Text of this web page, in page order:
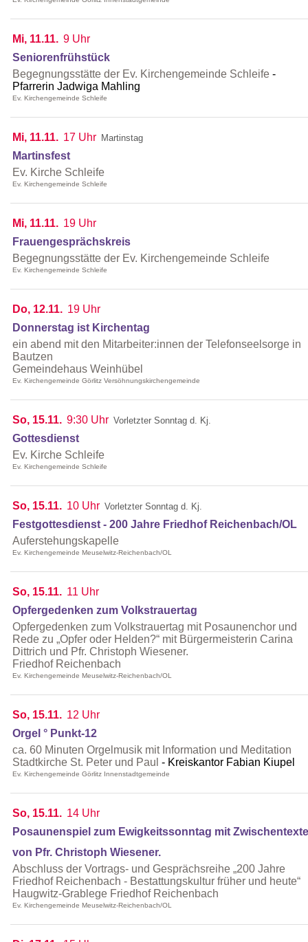
Mi, 11.11. 9 Uhr
Seniorenfrühstück
Begegnungsstätte der Ev. Kirchengemeinde Schleife
Pfarrerin Jadwiga Mahling
Ev. Kirchengemeinde Schleife
Mi, 11.11. 17 Uhr Martinstag
Martinsfest
Ev. Kirche Schleife
Ev. Kirchengemeinde Schleife
Mi, 11.11. 19 Uhr
Frauengesprächskreis
Begegnungsstätte der Ev. Kirchengemeinde Schleife
Ev. Kirchengemeinde Schleife
Do, 12.11. 19 Uhr
Donnerstag ist Kirchentag
ein abend mit den Mitarbeiter:innen der Telefonseelsorge in
Bautzen
Gemeindehaus Weinhübel
Ev. Kirchengemeinde Görlitz Versöhnungskirchengemeinde
So, 15.11. 9:30 Uhr Vorletzter Sonntag d. Kj.
Gottesdienst
Ev. Kirche Schleife
Ev. Kirchengemeinde Schleife
So, 15.11. 10 Uhr Vorletzter Sonntag d. Kj.
Festgottesdienst - 200 Jahre Friedhof Reichenbach/OL
Auferstehungskapelle
Ev. Kirchengemeinde Meuselwitz-Reichenbach/OL
So, 15.11. 11 Uhr
Opfergedenken zum Volkstrauertag
Opfergedenken zum Volkstrauertag mit Posaunenchor und
Rede zu „Opfer oder Helden?“ mit Bürgermeisterin Carina
Dittrich und Pfr. Christoph Wiesener.
Friedhof Reichenbach
Ev. Kirchengemeinde Meuselwitz-Reichenbach/OL
So, 15.11. 12 Uhr
Orgel ° Punkt-12
ca. 60 Minuten Orgelmusik mit Information und Meditation
Stadtkirche St. Peter und Paul
Kreiskantor Fabian Kiupel
Ev. Kirchengemeinde Görlitz Innenstadtgemeinde
So, 15.11. 14 Uhr
Posaunenspiel zum Ewigkeitssonntag mit
von Pfr. Christoph Wiesener.
Abschluss der Vortrags- und Gesprächsreihe „200 Jahre
Friedhof Reichenbach - Bestattungskultur früher und heute“
Haugwitz-Grablege Friedhof Reichenbach
Ev. Kirchengemeinde Meuselwitz-Reichenbach/OL